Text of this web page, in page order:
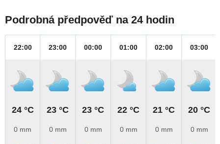
Podrobná předpověď na 24 hodin
22:00
24 °C
0 mm
23:00
23 °C
0 mm
00:00
23 °C
0 mm
01:00
22 °C
0 mm
02:00
21 °C
0 mm
03:00
20 °C
0 mm